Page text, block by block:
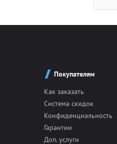
Покупателям
Как заказать
Система скидок
Конфиденциальность
Гарантии
Доп. услуги